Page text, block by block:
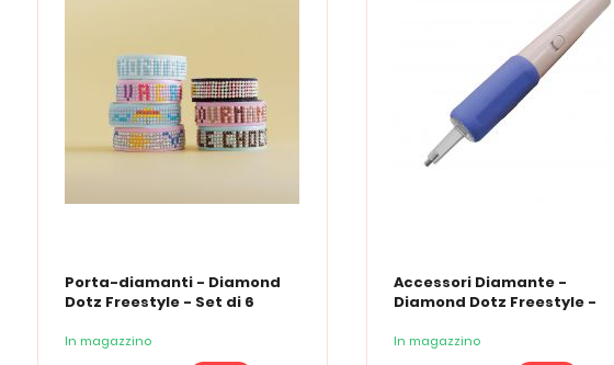
Porta-diamanti - Diamond
Dotz Freestyle - Set di 6
diamanti
In magazzino
Accessori Diamante -
Diamond Dotz Freestyle -
In magazzino